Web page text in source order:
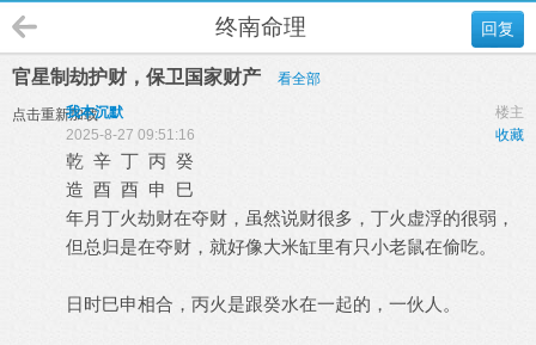
回复
终南命理
官星制劫护财，保卫国家财产 看全部
点击重新加载 楼主
我本沉默
收藏
2025-8-27 09:51:16
乾 辛 丁 丙 癸
造 酉 酉 申 巳
年月丁火劫财在夺财，虽然说财很多，丁火虚浮的很弱，
但总归是在夺财，就好像大米缸里有只小老鼠在偷吃。
日时巳申相合，丙火是跟癸水在一起的，一伙人。